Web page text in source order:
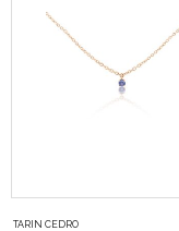
TARIN CEDRO